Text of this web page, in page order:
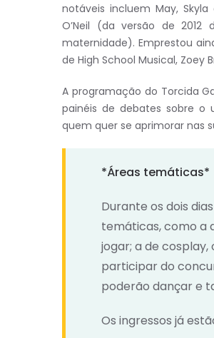
notáveis incluem May,
O’Neil (da versão de
maternidade). Emprestou
de High School Musical, Zoey
A programação do Torcida
painéis de debates sobre o
quem quer se aprimorar nas
*Áreas temáticas*
Durante os dois
temáticas, como a
jogar; a de
participar do
poderão dançar e
Os ingressos já